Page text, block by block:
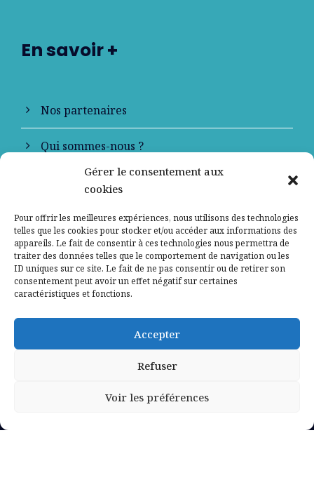
Gérer le consentement aux
cookies
Pour offrir les meilleures expériences, nous utilisons des technologies
telles que les cookies pour stocker et/ou accéder aux informations des
appareils. Le fait de consentir à ces technologies nous permettra de
traiter des données telles que le comportement de navigation ou les
ID uniques sur ce site. Le fait de ne pas consentir ou de retirer son
consentement peut avoir un effet négatif sur certaines
caractéristiques et fonctions.
Accepter
Refuser
Voir les préférences
En savoir +
Nos partenaires
Qui sommes-nous ?
Contactez-nous
Mentions légales
Politique de confidentialité